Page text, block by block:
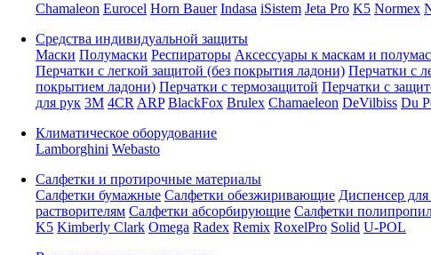
Chamaleon Eurocel Horn Bauer Indasa iSistem Jeta Pro K5 Normex
Средства индивидуальной защиты
Маски Полумаски Респираторы Аксессуары к маскам и
Перчатки с легкой защитой (без покрытия ладони) Перчатки с
покрытием ладони) Перчатки с термозащитой Перчатки с
для рук 3M 4CR ARP BlackFox Brulex Chamaeleon DeVilbiss Du
Климатическое оборудование
Lamborghini Webasto
Салфетки и протирочные материалы
Салфетки бумажные Салфетки обезжиривающие Диспенсер для
растворителям Салфетки абсорбирующие Салфетки
K5 Kimberly Clark Omega Radex Remix RoxelPro Solid U-POL